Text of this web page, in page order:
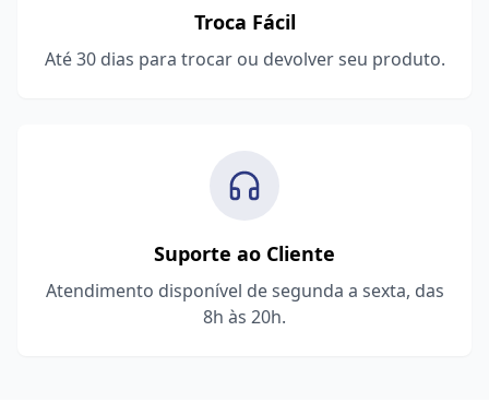
Troca Fácil
Até 30 dias para trocar ou devolver seu produto.
Suporte ao Cliente
Atendimento disponível de segunda a sexta, das
8h às 20h.